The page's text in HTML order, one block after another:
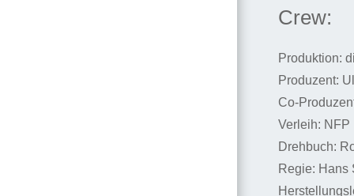
Crew:
Produktion:
Produzent:
Co-
Verleih: NFP
Drehbuch:
Regie: Hans